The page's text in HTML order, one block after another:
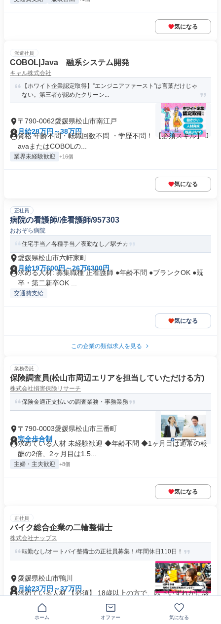
気になる
派遣社員
COBOL|Java 融系システム開発
キャル株式会社
【ホワイト企業認定取得】”エンジニアファースト”は言葉だけじゃ
ない。第三者が認めたクリーン...
〒790-0062愛媛県松山市南江戸
月給28万円～38万円
資格 年齢不問・転職回数不問 ・学歴不問！ 【必須スキル】 J
avaまたはCOBOLの...
業界未経験歓迎 +16個
気になる
正社員
病院の看護師/准看護師/957303
おおぞら病院
住宅手当／各種手当／夜勤なし／駅チカ
愛媛県松山市六軒家町
月給19万600円～26万6300円
求める人材: 募集職種 正看護師 ●年齢不問 ●ブランクOK ●既
卒・第二新卒OK ...
交通費支給
気になる
この企業の類似求人を見る
業務委託
保険調査員(松山市周辺エリアを担当していただける方)
株式会社損害保険リサーチ
保険金適正支払いの調査業務・事務業務
〒790-0003愛媛県松山市三番町
完全歩合制
求めている人材 未経験歓迎 ◆年齢不問 ◆1ヶ月目は通常の報
酬の2倍、2ヶ月目は1.5...
主婦・主夫歓迎 +8個
気になる
正社員
バイク総合企業の二輪整備士
株式会社ナップス
転勤なし/オートバイ整備士の正社員募集！/年間休日110日！
愛媛県松山市鴨川
月給23万円～37万円
求めている人材 【必須】 18歳以上の方で、以下いずれかに該
当する方 ■整備士資格保有...
業界未経験歓迎
ホーム オファー 気になる